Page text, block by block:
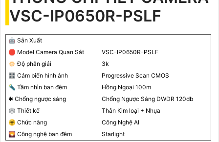
VSC-IP0650R-PSLF
🤖️ Sản Xuất
🛑 Model Camera Quan Sát
VSC-IP0650R-PSLF
🔅 Độ phân giải
3k
🎛 Cảm biến hình ảnh
Progressive Scan CMOS
🔦 Tầm nhìn ban đêm
Hồng Ngoại 100m
✱ Chống ngược sáng
Chống Ngược Sáng DWDR 120db
🕸️ Thiết kế
Thân Kim loại + Nhựa
☣️ Chức năng
Công Nghệ AI
🌄 Công nghệ ban đêm
Starlight